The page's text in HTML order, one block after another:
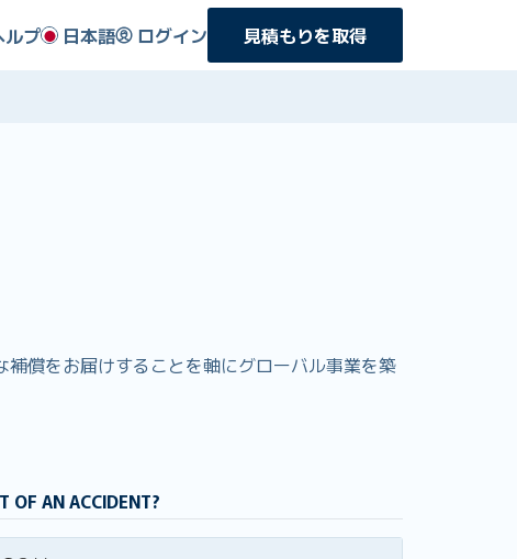
ルプ 日本語 ログイン 見積もりを取得
償をお届けすることを軸にグローバル事業を築
OF AN ACCIDENT?